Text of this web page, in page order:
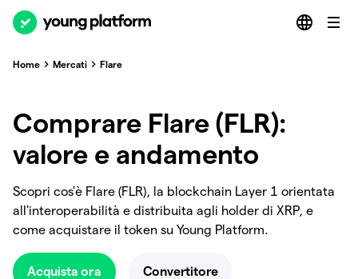
Home Mercati Flare
Comprare Flare (FLR):
valore e andamento
Scopri cos'è Flare (FLR), la blockchain Layer 1 orientata
all'interoperabilità e distribuita agli holder di XRP, e
come acquistare il token su Young Platform.
Acquista ora Convertitore